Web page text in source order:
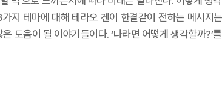
가지 테마에 대해 테라오 겐이 한결같이 전하는 메시지
도움이 될 이야기들이다. ‘나라면 어떻게 생각할까?’